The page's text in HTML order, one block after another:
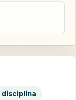
disciplina